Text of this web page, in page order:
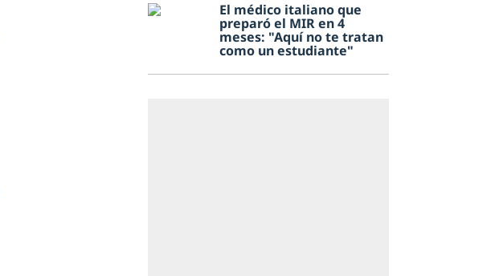
El médico italiano que
preparó el MIR en 4
meses: "Aquí no te tratan
como un estudiante"